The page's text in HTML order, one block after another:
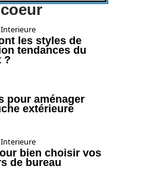
les styles de
tendances du
?
pour aménager
extérieure
bien choisir vos
de bureau